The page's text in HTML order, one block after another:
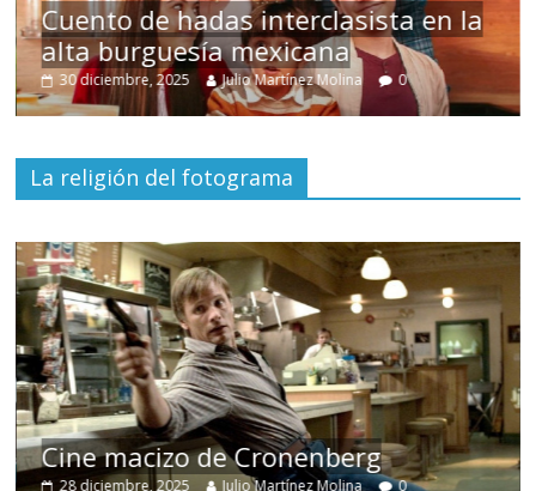
Cuento de hadas interclasista en la
alta burguesía mexicana
30 diciembre, 2025 Julio Martínez Molina 0
La religión del fotograma
Cine macizo de Cronenberg
28 diciembre, 2025 Julio Martínez Molina 0